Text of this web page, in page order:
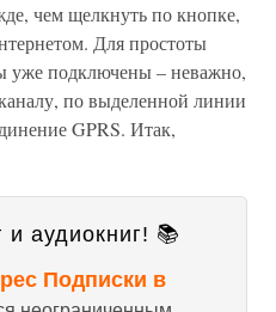
чем щелкнуть по кнопке,
Для простоты
уже подключены – неважно,
по выделенной линии
GPRS. Итак,
аудиокниг! 📚
Подписки в